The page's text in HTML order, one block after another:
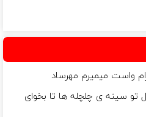
واست میمیرم مهرساد
تو سینه ی چلچله ها تا بخوای